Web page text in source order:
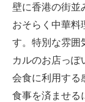
壁に香港の街並
おそらく中華料
す。特別な雰囲
カルのお店っぽ
会食に利用する
食事を済ませる